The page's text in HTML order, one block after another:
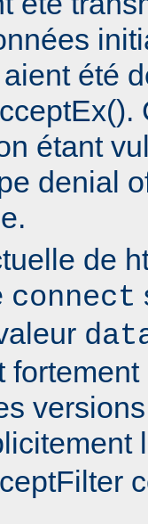
été
étant
denial
de
connect